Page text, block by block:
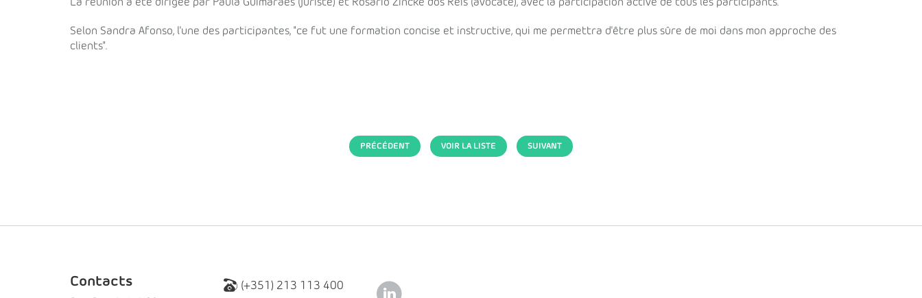
Selon Sandra Afonso, l'une des participantes, "ce fut une formation concise et instructive, qui me permettra d'être plus sûre de moi dans mon approche des
clients".
PRÉCÉDENT VOIR LA LISTE SUIVANT
Contacts (+351) 213 113 400